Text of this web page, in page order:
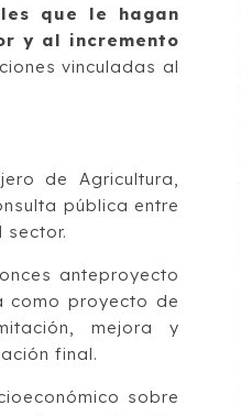
que le hagan
y al incremento
vinculadas al
de Agricultura,
pública entre
anteproyecto
como proyecto de
mejora y
final.
sobre